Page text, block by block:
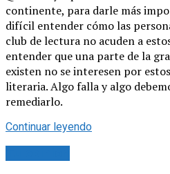
continente, para darle más
difícil entender cómo las
club de lectura no acuden a
entender que una parte de la
existen no se interesen por
literaria. Algo falla y algo
remediarlo.
Continuar leyendo